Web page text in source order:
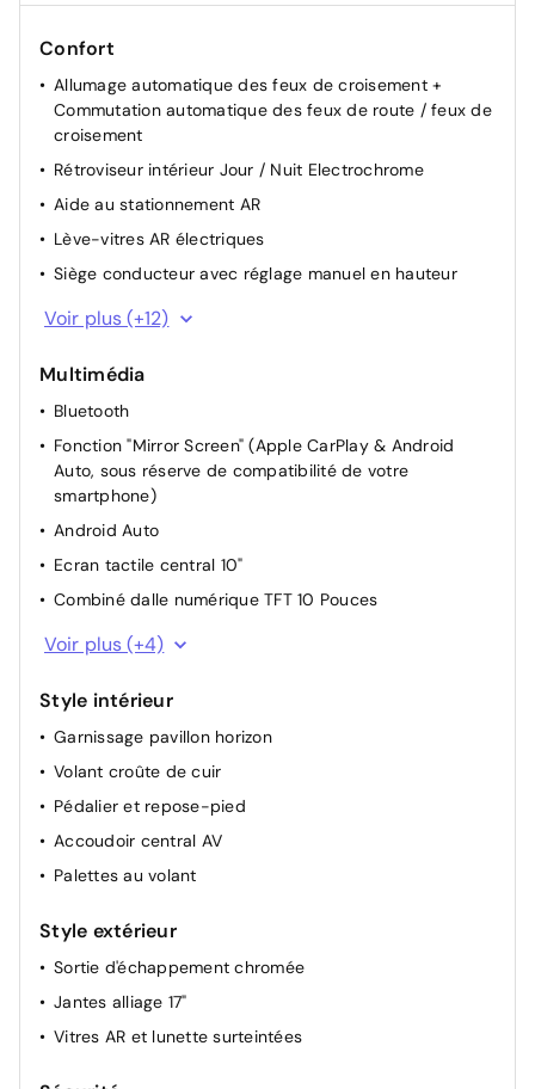
Confort
Allumage automatique des feux de croisement +
Commutation automatique des feux de route / feux de
croisement
Rétroviseur intérieur Jour / Nuit Electrochrome
Aide au stationnement AR
Lève-vitres AR électriques
Siège conducteur avec réglage manuel en hauteur
Accès et Démarrage Mains Libres
Climatisation automatique bi-zone
Projecteurs réglables manuellement
Siège conducteur avec réglage lombaire
Siège passager réglable en hauteur
Siège passager à réglage mécanique
Rétroviseurs extérieurs rabattables électriquement
Voir plus (+12)
Multimédia
Bluetooth
Fonction "Mirror Screen" (Apple CarPlay & Android
Auto, sous réserve de compatibilité de votre
smartphone)
Android Auto
Ecran tactile central 10"
Combiné dalle numérique TFT 10 Pouces
Apple Carplay
4 haut-parleurs
GPS
Voir plus (+4)
Style intérieur
Garnissage pavillon horizon
Volant croûte de cuir
Pédalier et repose-pied
Accoudoir central AV
Palettes au volant
Style extérieur
Sortie d'échappement chromée
Jantes alliage 17"
Vitres AR et lunette surteintées